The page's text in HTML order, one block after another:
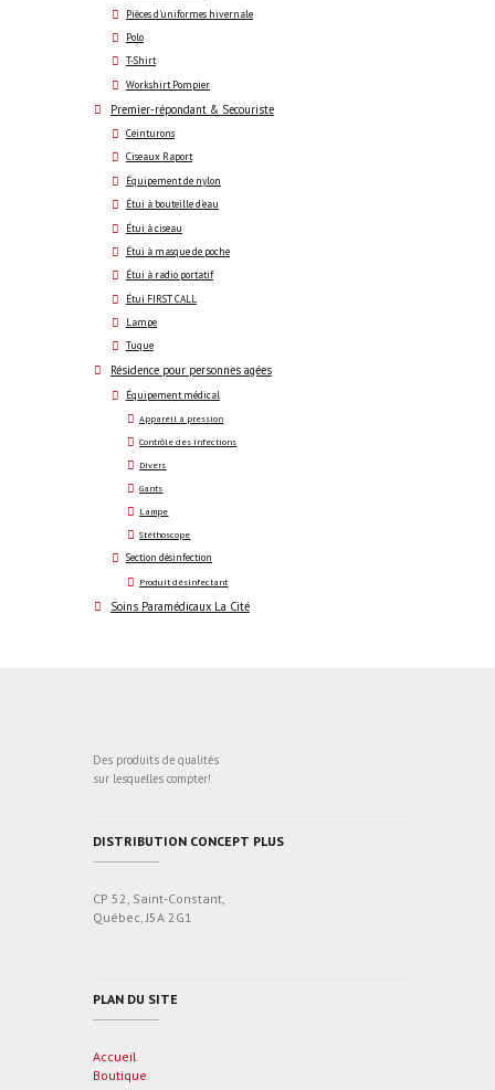
Pièces d'uniformes hivernale
Polo
T-Shirt
Workshirt Pompier
Premier-répondant & Secouriste
Ceinturons
Ciseaux Raport
Équipement de nylon
Étui à bouteille d'eau
Étui à ciseau
Étui à masque de poche
Étui à radio portatif
Étui FIRST CALL
Lampe
Tuque
Résidence pour personnes agées
Équipement médical
Appareil à pression
Contrôle des infections
Divers
Gants
Lampe
Stéthoscope
Section désinfection
Produit désinfectant
Soins Paramédicaux La Cité
Des produits de qualités
sur lesquelles compter!
DISTRIBUTION CONCEPT PLUS
CP 52, Saint-Constant,
Québec, J5A 2G1
PLAN DU SITE
Accueil
Boutique